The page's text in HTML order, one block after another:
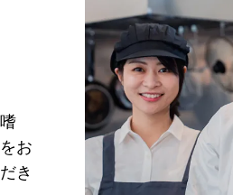
お
き